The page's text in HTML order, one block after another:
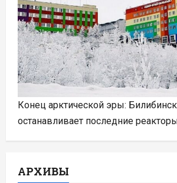
Конец арктической эры:
останавливает последние
АРХИВЫ